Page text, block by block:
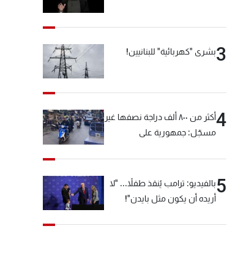
3بشرى "كهربائية" للبنانيين!
4
أكثر من ٨٠٠ ألف دراجة نصفها غير
مسجّل: جمهورية على
5بالفيديو: ترامب يُنقذ طفلاً... "لا
أريده أن يكون مثل بايدن"!